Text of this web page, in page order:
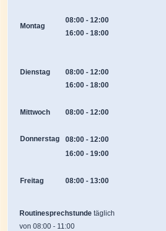
Montag
08:00 -12:00
16:00 - 18:00
Dienstag 08:00 -12:00
16:00 -18:00
Mittwoch 08:00 -12:00
Donnerstag
08:00 - 12:00
16:00 -19:00
Freitag 08:00 -13:00
Routinesprechstunde täglich
von 08:00 - 11:00